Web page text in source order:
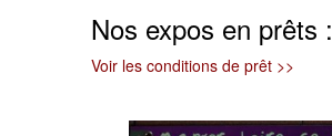
Nos expos en prêts :
Voir les conditions de prêt >>